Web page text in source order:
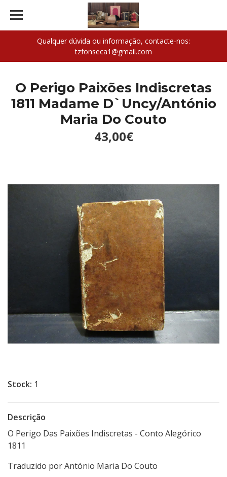
Qualquer dúvida ou informação, contacte-nos:
tzfonseca1@gmail.com
O Perigo Paixões Indiscretas
1811 Madame D`Uncy/António
Maria Do Couto
43,00€
Stock: 1
Descrição
O Perigo Das Paixões Indiscretas - Conto Alegórico
1811
Traduzido por António Maria Do Couto